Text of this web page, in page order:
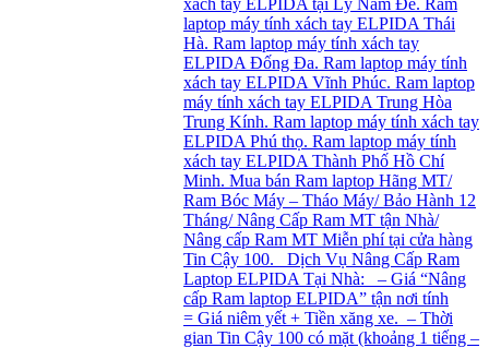
xách tay ELPIDA tại Lý Nam Đế. Ram
laptop máy tính xách tay ELPIDA Thái
Hà. Ram laptop máy tính xách tay
ELPIDA Đống Đa. Ram laptop máy tính
xách tay ELPIDA Vĩnh Phúc. Ram laptop
máy tính xách tay ELPIDA Trung Hòa
Trung Kính. Ram laptop máy tính xách tay
ELPIDA Phú thọ. Ram laptop máy tính
xách tay ELPIDA Thành Phố Hồ Chí
Minh. Mua bán Ram laptop Hãng MT/
Ram Bóc Máy – Tháo Máy/ Bảo Hành 12
Tháng/ Nâng Cấp Ram MT tận Nhà/
Nâng cấp Ram MT Miễn phí tại cửa hàng
Tin Cậy 100. Dịch Vụ Nâng Cấp Ram
Laptop ELPIDA Tại Nhà: – Giá “Nâng
cấp Ram laptop ELPIDA” tận nơi tính
= Giá niêm yết + Tiền xăng xe. – Thời
gian Tin Cậy 100 có mặt (khoảng 1 tiếng –